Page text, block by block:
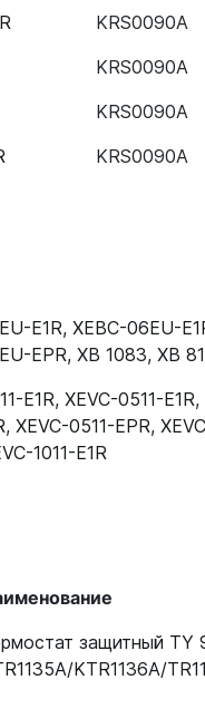
KRS0090A
KRS0090A
KRS0090A
KRS0090A
KRS0090A
KRS0090A
KRS0090A
KRS0090A
E1R, XEBC-06EU-
EPR, XB 1083, XB
E1R, XEVC-0511-E1R,
, XEVC-0511-EPR,
1011-E1R
защитный TY
KTR1136A/